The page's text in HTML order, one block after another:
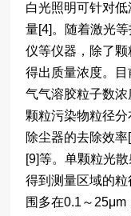
白光照明可针对
量[4]。随着激光
仪等仪器，除了
得出质量浓度。
气气溶胶粒子数
颗粒污染物粒径
除尘器的去除效
[9]等。单颗粒光
得到测量区域的
围多在0.1～